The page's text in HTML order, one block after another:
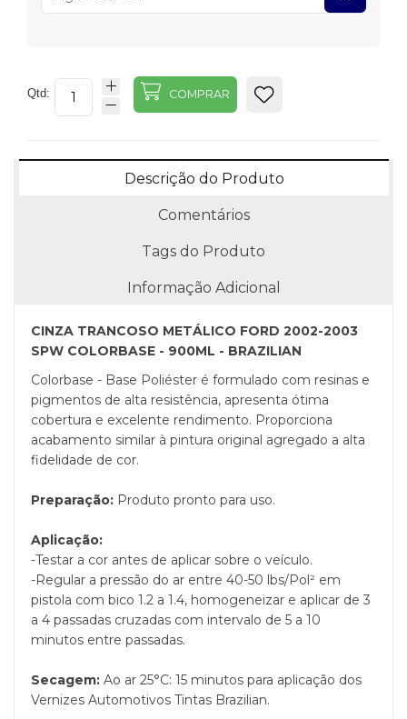
Qtd: COMPRAR
Descrição do Produto
Comentários
Tags do Produto
Informação Adicional
CINZA TRANCOSO METÁLICO FORD 2002-2003
SPW COLORBASE - 900ML - BRAZILIAN
Colorbase - Base Poliéster é formulado com resinas e
pigmentos de alta resistência, apresenta ótima
cobertura e excelente rendimento. Proporciona
acabamento similar à pintura original agregado a alta
fidelidade de cor.
Preparação: Produto pronto para uso.
Aplicação:
-Testar a cor antes de aplicar sobre o veículo.
-Regular a pressão do ar entre 40-50 lbs/Pol² em
pistola com bico 1.2 a 1.4, homogeneizar e aplicar de 3
a 4 passadas cruzadas com intervalo de 5 a 10
minutos entre passadas.
Secagem: Ao ar 25°C: 15 minutos para aplicação dos
Vernizes Automotivos Tintas Brazilian.